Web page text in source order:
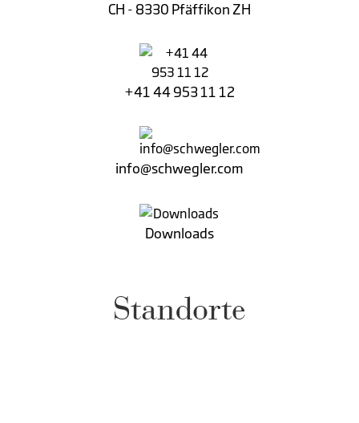
CH - 8330 Pfäffikon ZH
+41 44 953 11 12
info@schwegler.com
Downloads
Standorte